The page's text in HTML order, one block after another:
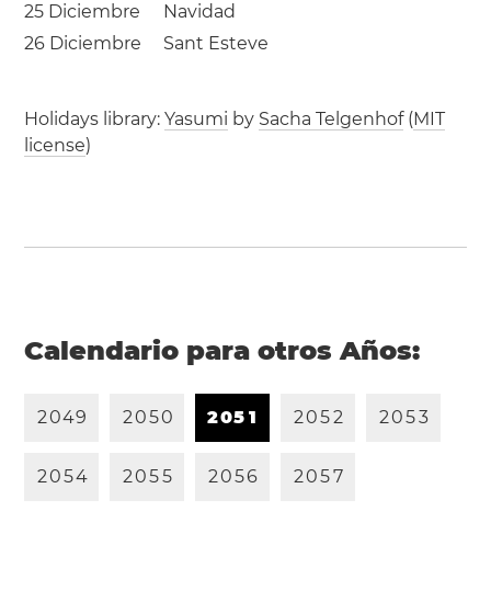
25 Diciembre
Navidad
26 Diciembre
Sant Esteve
Holidays library:Yasumi by Sacha Telgenhof(MIT
license)
Calendario para otros Años:
2049 2050 205 1 2052 2053
2054 2055 2056 2057